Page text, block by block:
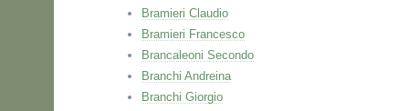
Bramieri Claudio
Bramieri Francesco
Brancaleoni Secondo
Branchi Andreina
Branchi Giorgio